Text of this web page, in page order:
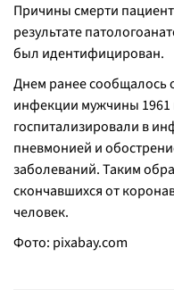
Причины смерти
результате
был идентифицирован.
Днем ранее сообщалось
инфекции мужчины 1961
госпитализировали в
пневмонией и
заболеваний. Таким
скончавшихся от
человек.
Фото: pixabay.com